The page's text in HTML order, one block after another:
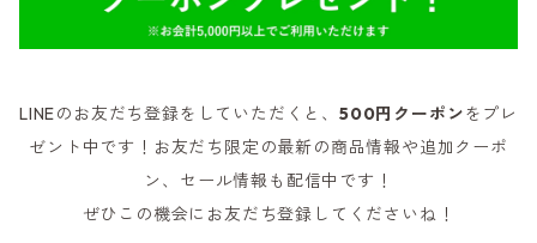
LINEのお友だち登録をしていただくと、500円クーポンをプレ
ゼント中です！お友だち限定の最新の商品情報や追加クーポ
ン、セール情報も配信中です！
ぜひこの機会にお友だち登録してくださいね！